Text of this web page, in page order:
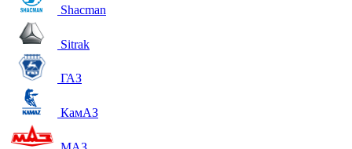
Shacman
Sitrak
ГАЗ
КамАЗ